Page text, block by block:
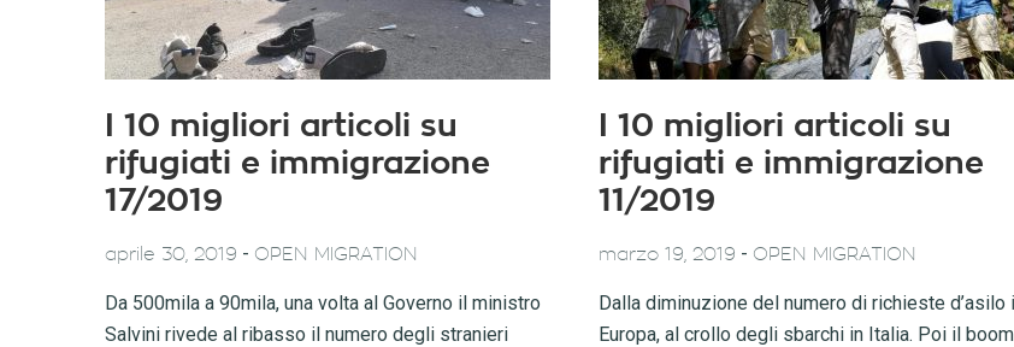
I 10 migliori articoli su
rifugiati e immigrazione
17/2019
aprile 30, 2019 - OPEN MIGRATION
Da 500mila a 90mila, una volta al Governo il ministro
Salvini rivede al ribasso il numero degli stranieri
I 10 migliori articoli su
rifugiati e immigrazione
11/2019
marzo 19, 2019 - OPEN MIGRATION
Dalla diminuzione del numero di richieste d’asilo
Europa, al crollo degli sbarchi in Italia. Poi il